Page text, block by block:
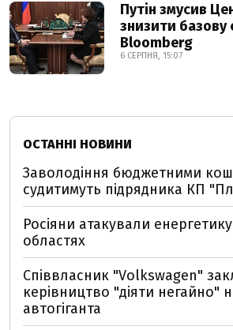
Путін змусив
знизити базову
Bloomberg
6 СЕРПНЯ, 15:07
ОСТАННІ НОВИНИ
Заволодіння бюджетними
судитимуть підрядника КП
Росіяни атакували енергетику
областях
Співвласник "Volkswagen"
керівництво "діяти негайно"
автогіганта